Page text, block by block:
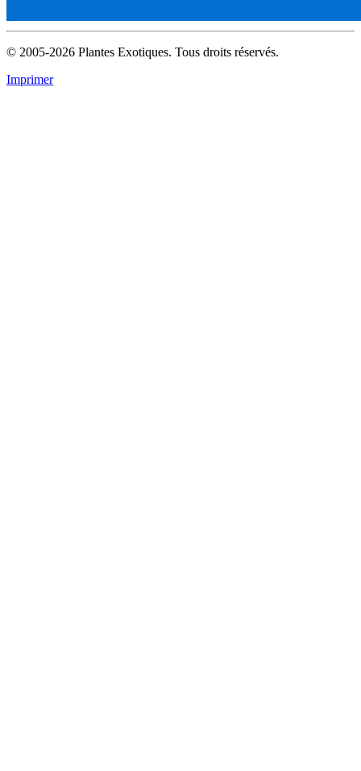
© 2005-2026 Plantes Exotiques. Tous droits réservés.
Imprimer